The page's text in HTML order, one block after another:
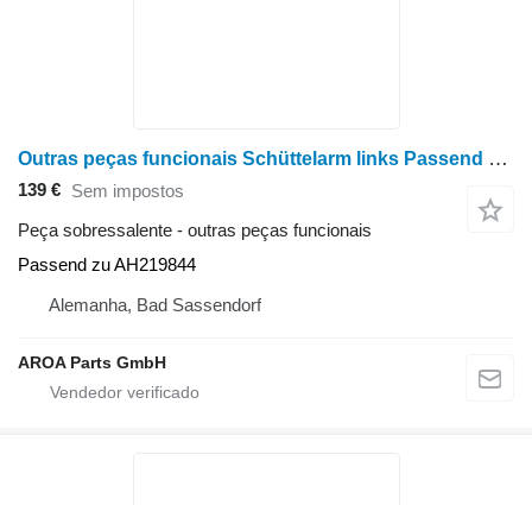
Outras peças funcionais Schüttelarm links Passend para colheitadeira de grãos John Deere S650, S660, S670, S680, S690, 9560 STS, 9570, 9660 STS, 9670, 97
139 € Sem impostos
Peça sobressalente - outras peças funcionais
Passend zu AH219844
Alemanha, Bad Sassendorf
AROA Parts GmbH